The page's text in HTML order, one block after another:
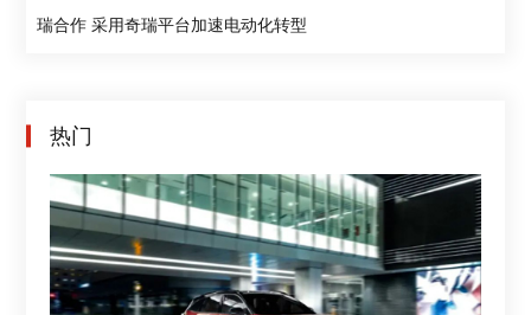
瑞合作 采用奇瑞平台加速电动化转型
热门